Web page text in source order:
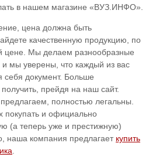
в нашем магазине «ВУЗ.ИНФО».
цена должна быть
качественную продукцию, по
цене. Мы делаем разнообразные
и мы уверены, что каждый из вас
документ. Больше
прейдя на наш сайт.
полностью легальны.
покупать и официально
(а теперь уже и престижную)
наша компания предлагает купить